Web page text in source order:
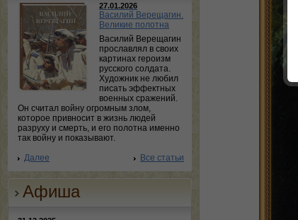
27.01.2026
Василий Верещагин.
Великие полотна
Василий Верещагин
прославлял в своих
картинах героизм
русского солдата.
Художник не любил
писать эффектных
военных сражений.
Он считал войну огромным злом,
которое привносит в жизнь людей
разруху и смерть, и его полотна именно
так войну и показывают.
Далее
Все статьи
Афиша